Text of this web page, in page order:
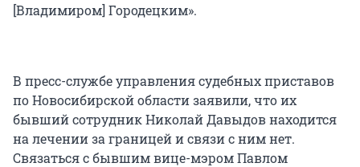
[Владимиром] Городецким».
В пресс-службе управления судебных приставов
по Новосибирской области заявили, что их
бывший сотрудник Николай Давыдов находится
на лечении за границей и связи с ним нет.
Связаться с бывшим вице-мэром Павлом